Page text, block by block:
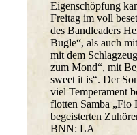
Eigenschöpfung
Freitag im voll
des Bandleaders
Bugle“, als auch
mit dem
zum Mond“, mit
sweet it is“. Der
viel Temperament
flotten Samba „Fio
begeisterten
BNN: LA